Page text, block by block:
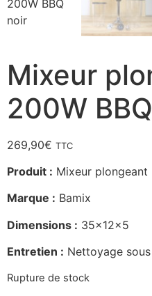
Mixeur
200W
269,90€ TTC
Produit : Mixeur
Marque : Bamix
Dimensions : 35x12x5
Entretien : Nettoyage sous
Rupture de stock